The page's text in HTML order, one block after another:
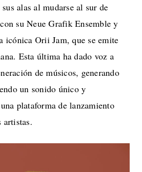
alas al mudarse al sur de
su Neue Grafik Ensemble y
icónica Orii Jam, que se emite
Esta última ha dado voz a
de músicos, generando
un sonido único y
plataforma de lanzamiento
artistas.